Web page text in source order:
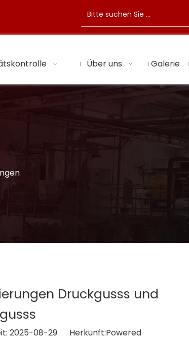
Über uns Galerie
Druckgusss und
2025-08-29 Herkunft:Powered